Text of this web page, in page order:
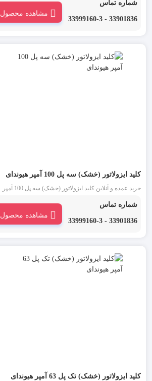
و در ورودی تابلو برق فشار ضعیف استفاده می شود.
شماره تماس
33901836 - 33999160-3
مشاهده محصول
کلید ایزولاتور (خشک) سه پل 100 آمپر هیوندای
خرید عمده و آنلاین کلید ایزولاتور (خشک) سه پل 100 آمپر
مینیاتوری است که به عنوان یک جداکننده بین میناتوری و بار
مورد استفاده قرار می گیرد. این محصول در بازار لاله
زار ایزولاتور سوئیچ یا کلید جداکننده نیز نامیده می شود.
شماره تماس
33901836 - 33999160-3
مشاهده محصول
کلید ایزولاتور (خشک) تک پل 63 آمپر هیوندای